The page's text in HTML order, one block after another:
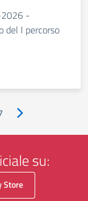
2026 -
del I percorso
Pagina successiva
su:
Store